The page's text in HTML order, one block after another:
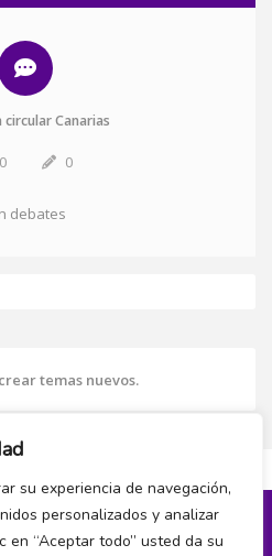
su experiencia de navegación,
personalizados y analizar
“Aceptar todo” usted da su
circular Canarias
0 0
debates
temas nuevos.
privacidad